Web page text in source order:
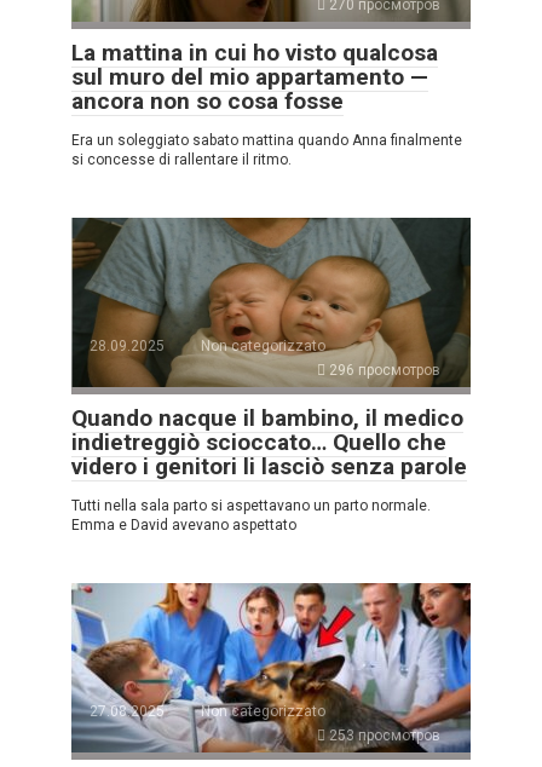
270 просмотров
La mattina in cui ho visto qualcosa
sul muro del mio appartamento —
ancora non so cosa fosse
Era un soleggiato sabato mattina quando Anna finalmente
si concesse di rallentare il ritmo.
28.09.2025
Non categorizzato
296 просмотров
Quando nacque il bambino, il medico
indietreggiò scioccato… Quello che
videro i genitori li lasciò senza parole
Tutti nella sala parto si aspettavano un parto normale.
Emma e David avevano aspettato
27.08.2025
Non categorizzato
253 просмотров